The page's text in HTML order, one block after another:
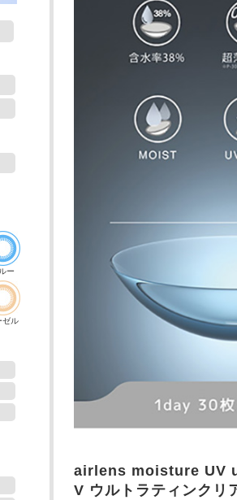
ー
ゼル
airlens moisture UV
V ウルトラティンクリ